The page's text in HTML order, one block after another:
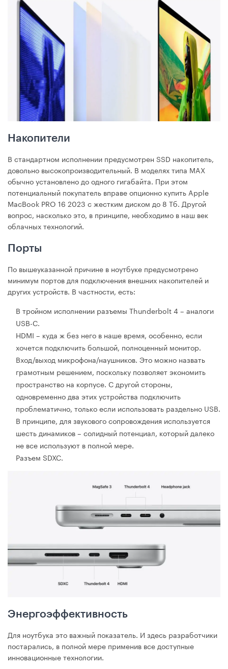
Накопители
В стандартном исполнении предусмотрен SSD накопитель,
довольно высокопроизводительный. В моделях типа MAX
обычно установлено до одного гигабайта. При этом
потенциальный покупатель вправе опционно купить Apple
MacBook PRO 16 2023 с жестким диском до 8 Тб. Другой
вопрос, насколько это, в принципе, необходимо в наш век
облачных технологий.
Порты
По вышеуказанной причине в ноутбуке предусмотрено
минимум портов для подключения внешних накопителей и
других устройств. В частности, есть:
В тройном исполнении разъемы Thunderbolt 4 – аналоги
USB-C.
HDMI – куда ж без него в наше время, особенно, если
хочется подключить большой, полноценный монитор.
Вход/выход микрофона/наушников. Это можно назвать
грамотным решением, поскольку позволяет экономить
пространство на корпусе. С другой стороны,
одновременно два этих устройства подключить
проблематично, только если использовать раздельно USB.
В принципе, для звукового сопровождения используется
шесть динамиков – солидный потенциал, который далеко
не все используют в полной мере.
Разъем SDXC.
Энергоэффективность
Для ноутбука это важный показатель. И здесь разработчики
постарались, в полной мере применив все доступные
инновационные технологии.